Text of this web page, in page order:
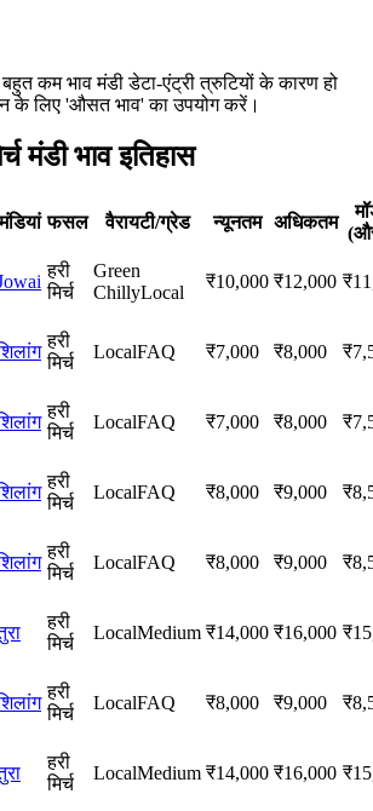
कम भाव मंडी डेटा-एंट्री त्रुटियों के कारण हो
के लिए 'औसत भाव' का उपयोग करें।
मंडी भाव इतिहास
फसल वैरायटी/ग्रेड न्यूनतम अधिकतम
हरी
मिर्च
Green
ChillyLocal
₹10,000 ₹12,000 ₹
हरी
मिर्च
LocalFAQ ₹7,000 ₹8,000 ₹
हरी
मिर्च
LocalFAQ ₹7,000 ₹8,000 ₹
हरी
मिर्च
LocalFAQ ₹8,000 ₹9,000 ₹
हरी
मिर्च
LocalFAQ ₹8,000 ₹9,000 ₹
हरी
मिर्च
LocalMedium ₹14,000 ₹16,000 ₹
हरी
मिर्च
LocalFAQ ₹8,000 ₹9,000 ₹
हरी
मिर्च
LocalMedium ₹14,000 ₹16,000 ₹